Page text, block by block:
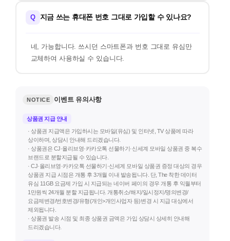
Q 지금 쓰는 휴대폰 번호 그대로 가입할 수 있나요?
네, 가능합니다. 쓰시던 스마트폰과 번호 그대로 유심만
교체하여 사용하실 수 있습니다.
NOTICE 이벤트 유의사항
상품권 지급 안내
· 상품권 지급액은 가입하시는 모바일(유심) 및 인터넷, TV 상품에 따라
상이하며, 상담시 안내해 드리겠습니다.
· 상품권은 CJ·올리브영·카카오톡 선물하기·신세계 모바일 상품권 중 복수
브랜드로 분할지급될 수 있습니다.
· CJ·올리브영·카카오톡 선물하기·신세계 모바일 상품권 증정 대상의 경우
상품권 지급 시점은 개통 후 3개월 이내 발송됩니다. 단, The 착한 데이터
유심 11GB 요금제 가입 시 지급되는 네이버 페이의 경우 개통 후 익월부터
1만원씩 24개월 분할 지급됩니다. 개통취소/해지/일시정지/명의변경/
요금제변경/번호변경/유형(개인>개인사업자 등)변경 시 지급 대상에서
제외됩니다.
· 상품권 발송 시점 및 최종 상품권 금액은 가입 상담시 상세히 안내해
드리겠습니다.